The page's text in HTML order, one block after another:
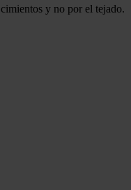
y no por el tejado.